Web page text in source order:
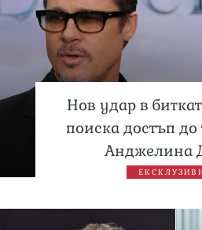
Нов удар в
поиска достъп
Анджелина